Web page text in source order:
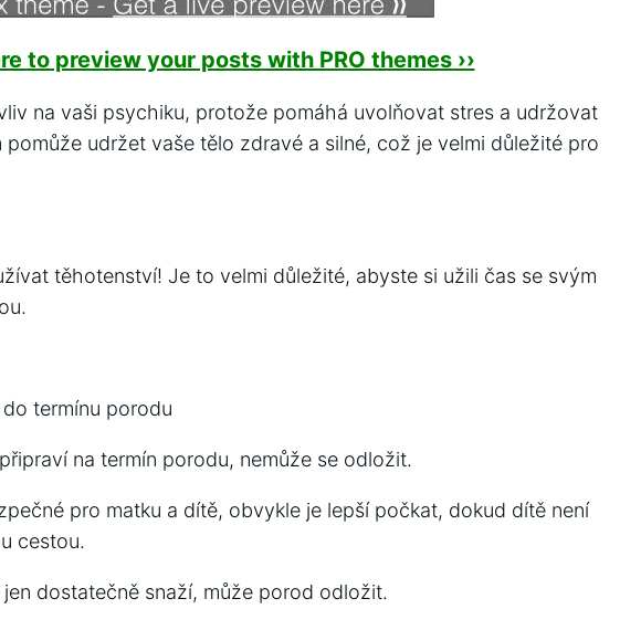
to preview your posts with PRO themes ››
na vaši psychiku, protože pomáhá uvolňovat stres a udržovat
pomůže udržet vaše tělo zdravé a silné, což je velmi důležité pro
těhotenství! Je to velmi důležité, abyste si užili čas se svým
termínu porodu
na termín porodu, nemůže se odložit.
pro matku a dítě, obvykle je lepší počkat, dokud dítě není
cestou.
dostatečně snaží, může porod odložit.